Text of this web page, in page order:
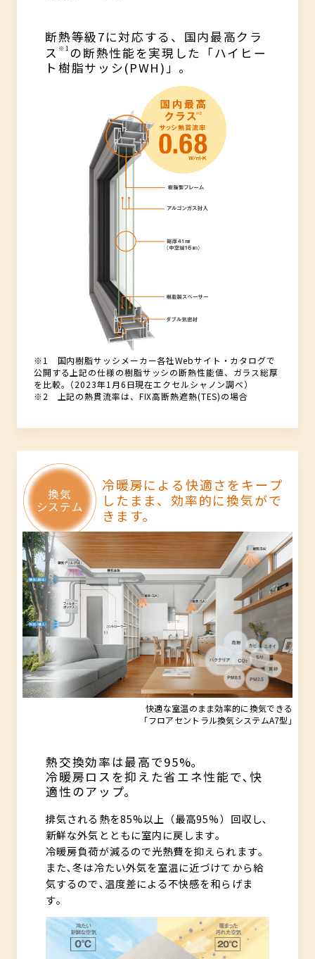
断熱等級7に対応する、国内最高クラ
ス ※1 の断熱性能を実現した「ハイヒー
ト樹脂サッシ(PWH)」。
※1 国内樹脂サッシメーカー各社Webサイト・カタログで
公開する上記の仕様の樹脂サッシの断熱性能値、ガラス総厚
を比較｡（2023年1月6日現在エクセルシャノン調べ）
※2 上記の熱貫流率は、FIX高断熱遮熱(TES)の場合
冷暖房による快適さをキープ
したまま、効率的に換気がで
きます。
快適な室温のまま効率的に換気できる
｢フロアセントラル換気システムA7型｣
熱交換効率は最高で95%｡
冷暖房ロスを抑えた省エネ性能で､快
適性のアップ｡
排気される熱を85%以上（最高95%）回収し､
新鮮な外気とともに室内に戻します｡
冷暖房負荷が減るので光熱費を抑えられます｡
また､冬は冷たい外気を室温に近づけてから給
気するので､温度差による不快感を和らげま
す｡